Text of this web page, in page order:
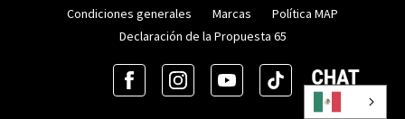
Condiciones generales
Marcas
Política MAP
Declaración de la Propuesta 65